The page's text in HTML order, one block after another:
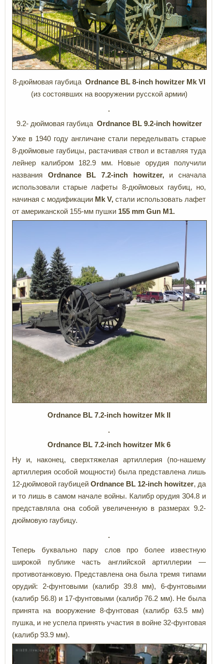
8-дюймовая гаубица Ordnance BL 8-inch howitzer Mk VI
(из состоявших на вооружении русской армии)
9.2- дюймовая гаубица Ordnance BL 9.2-inch howitzer
Уже в 1940 году англичане стали переделывать старые
8-дюймовые гаубицы, растачивая ствол и вставляя туда
лейнер калибром 182.9 мм. Новые орудия получили
названия Ordnance BL 7.2-inch howitzer, и сначала
использовали старые лафеты 8-дюймовых гаубиц, но,
начиная с модификации Mk V, стали использовать лафет
от американской 155-мм пушки 155 mm Gun M1.
Ordnance BL 7.2-inch howitzer Mk II
Ordnance BL 7.2-inch howitzer Mk 6
Ну и, наконец, сверхтяжелая артиллерия (по-нашему
артиллерия особой мощности) была представлена лишь
12-дюймовой гаубицей Ordnance BL 12-inch howitzer, да
и то лишь в самом начале войны. Калибр орудия 304.8 и
представляла она собой увеличенную в размерах 9.2-
дюймовую гаубицу.
Теперь буквально пару слов про более известную
широкой публике часть английской артиллерии —
противотанковую. Представлена она была тремя типами
орудий: 2-фунтовыми (калибр 39.8 мм), 6-фунтовыми
(калибр 56.8) и 17-фунтовыми (калибр 76.2 мм). Не была
принята на вооружение 8-фунтовая (калибр 63.5 мм)
пушка, и не успела принять участия в войне 32-фунтовая
(калибр 93.9 мм).